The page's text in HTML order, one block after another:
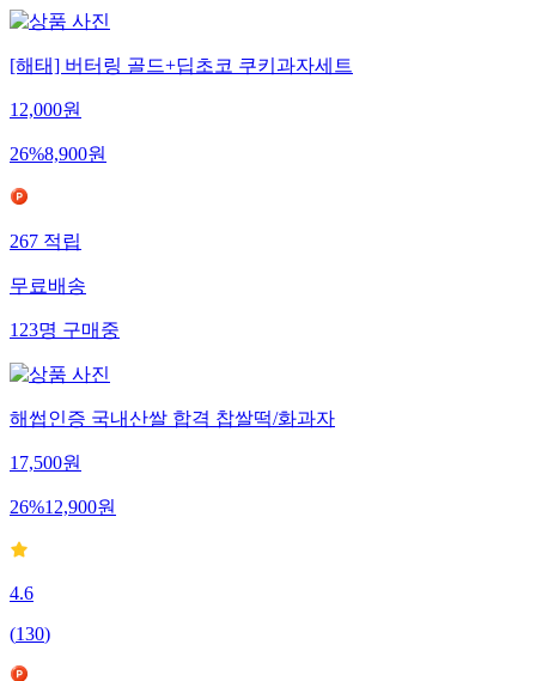
[해태] 버터링 골드+딥초코 쿠키과자세트
12,000원
26%8,900원
267적립
무료배송
123명구매중
해썹인증 국내산쌀 합격 찹쌀떡/화과자
17,500원
26%12,900원
4.6
(130)